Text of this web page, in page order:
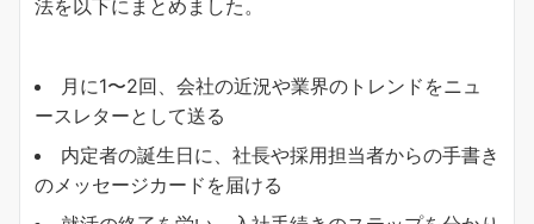
法を以下にまとめました。
月に1〜2回、会社の近況や業界のトレンドをニュ
ースレターとして送る
内定者の誕生日に、社長や採用担当者からの手書き
のメッセージカードを届ける